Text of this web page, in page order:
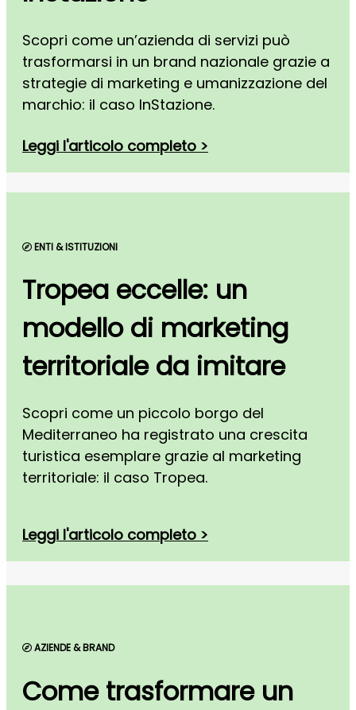
Scopri come un’azienda di servizi può
trasformarsi in un brand nazionale grazie a
strategie di marketing e umanizzazione del
marchio: il caso InStazione.
Leggi l'articolo completo >
ENTI & ISTITUZIONI
Tropea eccelle: un
modello di marketing
territoriale da imitare
Scopri come un piccolo borgo del
Mediterraneo ha registrato una crescita
turistica esemplare grazie al marketing
territoriale: il caso Tropea.
Leggi l'articolo completo >
AZIENDE & BRAND
Come trasformare un